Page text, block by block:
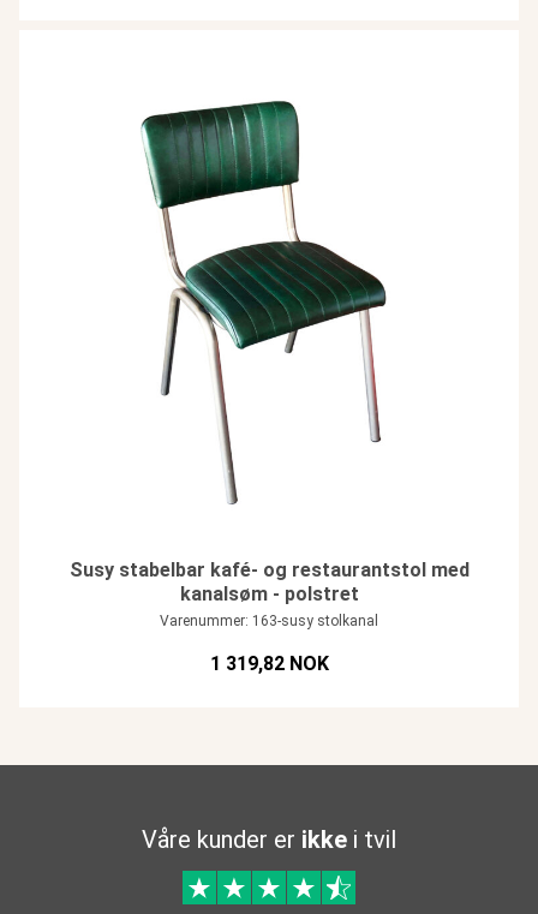
Susy stabelbar kafé- og restaurantstol med
kanalsøm - polstret
Varenummer: 163-susy stolkanal
1 319,82 NOK
Våre kunder er ikke i tvil